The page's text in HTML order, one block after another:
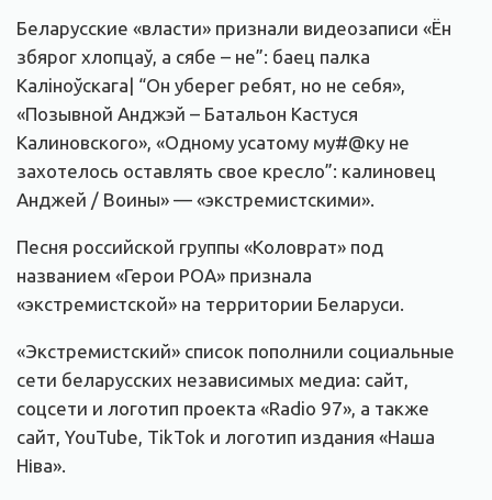
Беларусские «власти» признали видеозаписи «Ён
збярог хлопцаў, а сябе – не”: баец палка
Калiноўскага| “Он уберег ребят, но не себя»,
«Позывной Анджэй – Батальон Кастуся
Калиновского», «Одному усатому му#@ку не
захотелось оставлять свое кресло”: калиновец
Анджей / Воины» — «экстремистскими».
Песня российской группы «Коловрат» под
названием «Герои РОА» признала
«экстремистской» на территории Беларуси.
«Экстремистский» список пополнили социальные
сети беларусских независимых медиа: сайт,
соцсети и логотип проекта «Radio 97», а также
сайт, YouTube, TikTok и логотип издания «Наша
Ніва».